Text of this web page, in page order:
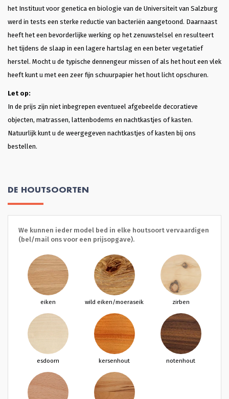
het Instituut voor genetica en biologie van de Universiteit van Salzburg
werd in tests een sterke reductie van bacteriën aangetoond. Daarnaast
heeft het een bevorderlijke werking op het zenuwstelsel en resulteert
het tijdens de slaap in een lagere hartslag en een beter vegetatief
herstel. Mocht u de typische dennengeur missen of als het hout een vlek
heeft kunt u met een zeer fijn schuurpapier het hout licht opschuren.
Let op:
In de prijs zijn niet inbegrepen eventueel afgebeelde decoratieve
objecten, matrassen, lattenbodems en nachtkastjes of kasten.
Natuurlijk kunt u de weergegeven nachtkastjes of kasten bij ons
bestellen.
DE HOUTSOORTEN
We kunnen ieder model bed in elke houtsoort vervaardigen
(bel/mail ons voor een prijsopgave).
eiken wild eiken/moeraseik zirben
esdoorn kersenhout notenhout